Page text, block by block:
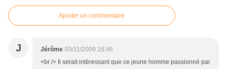
Ajouter un commentaire
J Jérôme 03/11/2009 16:46
<br /> Il serait intéressant que ce jeune homme passionné par